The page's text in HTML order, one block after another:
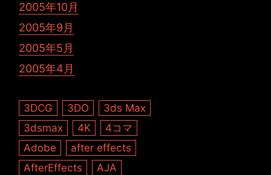
2005年10月
2005年9月
2005年5月
2005年4月
3DCG 3DO
3ds Max
3dsmax
4K
4コマ
Adobe
after effects
AfterEffects
AJA